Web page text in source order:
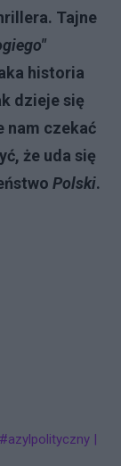
Tajne
historia
dzieje się
nam czekać
że uda się
Polski.
|